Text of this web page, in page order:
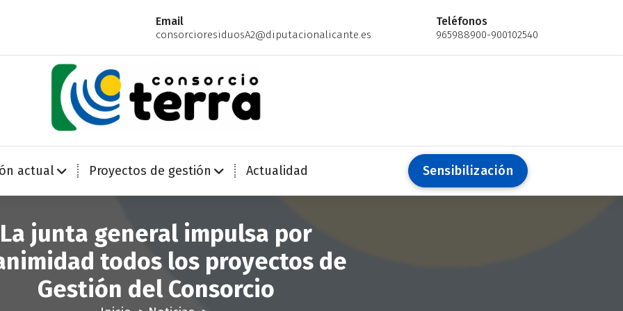
Email
consorcioresiduosA2@diputacionalicante.es
Teléfonos
965988900-900102540
actual Proyectos de gestión Actualidad Sensibilización
La junta general impulsa por
todos los proyectos de
Gestión del Consorcio